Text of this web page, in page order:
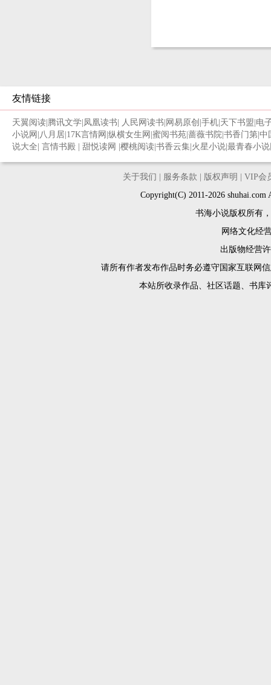
友情链接
天翼阅读 腾讯文学 凤凰读书 人民网读书 网易原创 手机 天下书盟 电
小说网 八月居 17K言情网 纵横女生网 蜜阅书苑 蔷薇书院 书香门第 中
说大全 言情书殿 甜悦读网 樱桃阅读 书香云集 火星小说 最青春小
关于我们 服务条款 版权声明
VIP会
Copyright(C) 2011-2026
书海小说版权所有
网络文化经
出版物经营
请所有作者发布作品时务必遵守国家互联网
本站所收录作品、社区话题、书库